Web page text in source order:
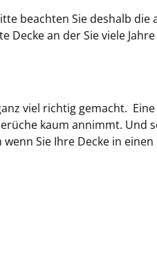
beachten Sie deshalb die
an der Sie viele
viel richtig gemacht.
kaum annimmt. Und
Sie Ihre Decke in